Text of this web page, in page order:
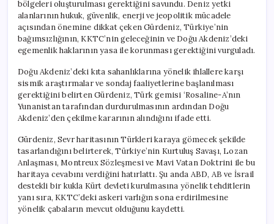
bölgeleri oluşturulması gerektiğini savundu. Deniz yetki
alanlarının hukuk, güvenlik, enerji ve jeopolitik mücadele
açısından önemine dikkat çeken Gürdeniz, Türkiye’nin
bağımsızlığının, KKTC’nin geleceğinin ve Doğu Akdeniz’deki
egemenlik haklarının yasa ile korunması gerektiğini vurguladı.
Doğu Akdeniz’deki kıta sahanlıklarına yönelik ihlallere karşı
sismik araştırmalar ve sondaj faaliyetlerine başlanılması
gerektiğini belirten Gürdeniz, Türk gemisi ‘Rosaline-A’nın
Yunanistan tarafından durdurulmasının ardından Doğu
Akdeniz’den çekilme kararının alındığını ifade etti.
Gürdeniz, Sevr haritasının Türkleri karaya gömecek şekilde
tasarlandığını belirterek, Türkiye’nin Kurtuluş Savaşı, Lozan
Anlaşması, Montreux Sözleşmesi ve Mavi Vatan Doktrini ile bu
haritaya cevabını verdiğini hatırlattı. Şu anda ABD, AB ve İsrail
destekli bir kukla Kürt devleti kurulmasına yönelik tehditlerin
yanı sıra, KKTC’deki askeri varlığın sona erdirilmesine
yönelik çabaların mevcut olduğunu kaydetti.